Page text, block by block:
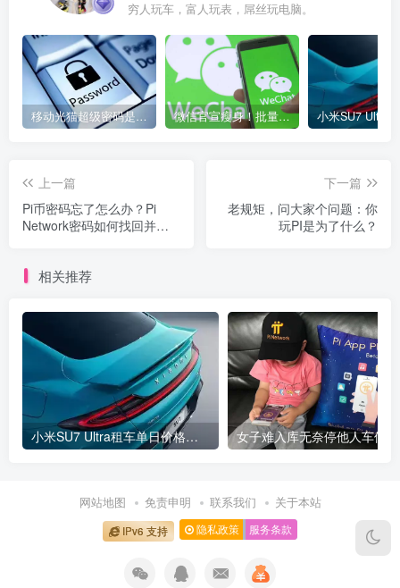
穷人玩车，富人玩表，屌丝玩电脑。
移动光猫超级密码是多少？移动光猫超级管理员后台账号与密码 微信官宣瘦身！批量清理原图新功能来了 安卓、iOS均可使用
上一篇
Pi币密码忘了怎么办？Pi
Network密码如何找回并修
下一篇
老规矩，问大家个问题：你
玩PI是为了什么？
相关推荐
小米SU7 Ultra租车单日价格高达万元：一月内已约满 预计一年回本
网站地图 免责申明 联系我们 关于本站
IPv6 支持 隐私政策 服务条款